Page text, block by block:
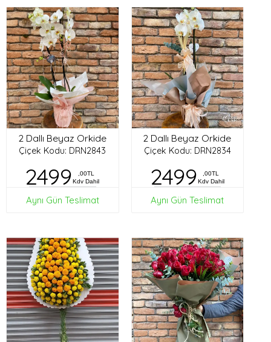
2 Dallı Beyaz Orkide
Çiçek Kodu: DRN2843
2499
,00TL
Kdv Dahil
Aynı Gün Teslimat
2 Dallı Beyaz Orkide
Çiçek Kodu: DRN2834
2499
,00TL
Kdv Dahil
Aynı Gün Teslimat